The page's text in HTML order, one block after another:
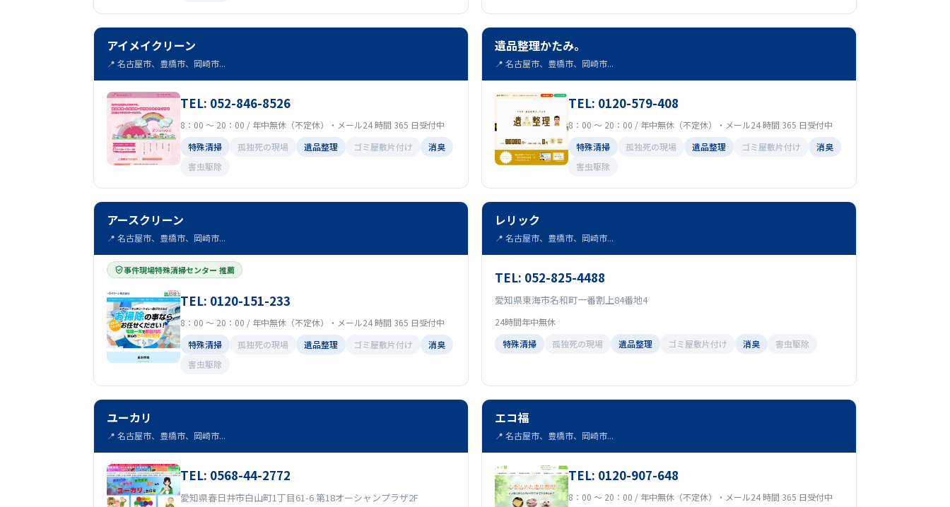
アイメイクリーン
📍 名古屋市、豊橋市、岡崎市...
TEL: 052-846-8526
8：00 ～ 20：00 / 年中無休（不定休）・メール24 時間 365 日受付中
特殊清掃
孤独死の現場 遺品整理 ゴミ屋敷片付け
消臭
害虫駆除
遺品整理かたみ。
📍 名古屋市、豊橋市、岡崎市...
TEL: 0120-579-408
8：00 ～ 20：00 / 年中無休（不定休）・メール24 時間 365 日受付中
特殊清掃
孤独死の現場 遺品整理 ゴミ屋敷片付け
消臭
害虫駆除
アースクリーン
📍 名古屋市、豊橋市、岡崎市...
事件現場特殊清掃センター 推薦
TEL: 0120-151-233
8：00 ～ 20：00 / 年中無休（不定休）・メール24 時間 365 日受付中
特殊清掃
孤独死の現場 遺品整理 ゴミ屋敷片付け
消臭
害虫駆除
レリック
📍 名古屋市、豊橋市、岡崎市...
TEL: 052-825-4488
愛知県東海市名和町一番割上84番地4
24時間年中無休
特殊清掃
孤独死の現場 遺品整理 ゴミ屋敷片付け 消臭 害虫駆除
ユーカリ
📍 名古屋市、豊橋市、岡崎市...
TEL: 0568-44-2772
愛知県春日井市白山町1丁目61-6 第18オーシャンプラザ2F
エコ福
📍 名古屋市、豊橋市、岡崎市...
TEL: 0120-907-648
8：00 ～ 20：00 / 年中無休（不定休）・メール24 時間 365 日受付中